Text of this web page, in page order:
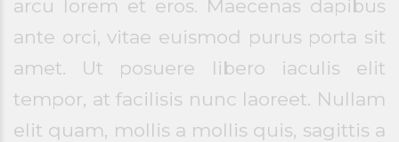
arcu lorem et eros. Maecenas dapibus
ante orci, vitae euismod purus porta sit
amet. Ut posuere libero iaculis elit
tempor, at facilisis nunc laoreet. Nullam
elit quam, mollis a mollis quis, sagittis a